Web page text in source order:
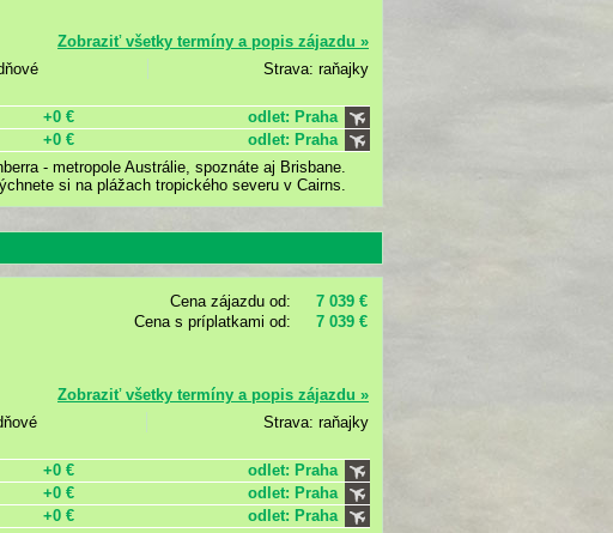
Zobraziť všetky termíny a popis zájazdu »
Strava: raňajky
+0 €
odlet: Praha
+0 €
odlet: Praha
- metropole Austrálie, spoznáte aj Brisbane.
si na plážach tropického severu v Cairns.
Cena zájazdu od:
7 039 €
Cena s príplatkami od:
7 039 €
Zobraziť všetky termíny a popis zájazdu »
Strava: raňajky
+0 €
odlet: Praha
+0 €
odlet: Praha
+0 €
odlet: Praha